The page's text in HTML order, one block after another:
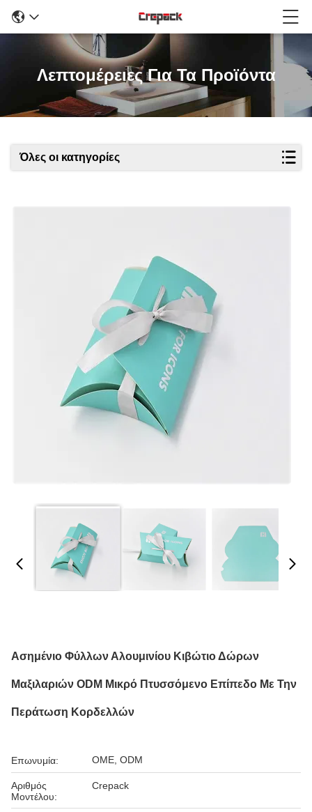
Λεπτομέρειες Για Τα Προϊόντα
Όλες οι κατηγορίες
Ασημένιο Φύλλων Αλουμινίου Κιβώτιο Δώρων
Μαξιλαριών ODM Μικρό Πτυσσόμενο Επίπεδο Με Την
Περάτωση Κορδελλών
Επωνυμία: OME, ODM
Αριθμός
Μοντέλου:
Crepack